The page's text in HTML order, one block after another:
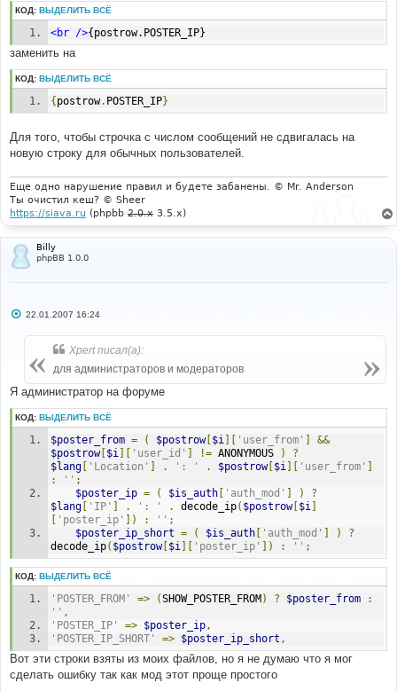
КОД: ВЫДЕЛИТЬ ВСЁ
<br />{postrow.POSTER_IP}
заменить на
КОД: ВЫДЕЛИТЬ ВСЁ
{postrow. POSTER_IP}
Для того, чтобы строчка с числом сообщений не сдвигалась на
новую строку для обычных пользователей.
Еще одно нарушение правил и будете забанены. © Mr. Anderson
Ты очистил кеш? © Sheer
https://siava.ru (phpbb 2.0.x 3.5.x)
Billy
phpBB 1.0.0
С
е
22.01.2007 16:24
Xpert писал(а):
для администраторов и модераторов
Я администратор на форуме
КОД: ВЫДЕЛИТЬ ВСЁ
$poster_from = ( $postrow[ $i 'user_from'
&&
$postrow[ $i 'user_id' != ANONYMOUS )
?
$lang
'Location' . ': ' . $postrow[ $i 'user_from'
:
'' ;
$poster_ip = ( $is_auth 'auth_mod' )
?
$lang
'IP' . ': ' . decode_ip( $postrow[ $i
'poster_ip' ]) : '' ;
$poster_ip_short = ( $is_auth 'auth_mod' )
?
decode_ip( $postrow[ $i 'poster_ip' ]) : '' ;
КОД: ВЫДЕЛИТЬ ВСЁ
'POSTER_FROM' => (SHOW_POSTER_FROM ) ? $poster_from
:
'' ,
'POSTER_IP'
=> $poster_ip,
'POSTER_IP_SHORT'
=> $poster_ip_short ,
Вот эти строки взяты из моих файлов, но я не думаю что я мог
сделать ошибку так как мод этот проще простого